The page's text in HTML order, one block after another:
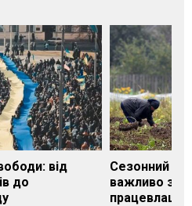
від
до
Сезонний
важливо